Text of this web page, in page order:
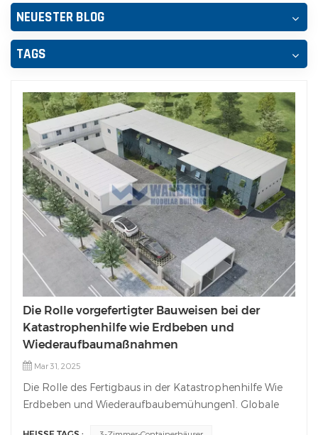
NEUESTER BLOG
TAGS
Die Rolle vorgefertigter Bauweisen bei der
Katastrophenhilfe wie Erdbeben und
Wiederaufbaumaßnahmen
Mar 31, 2025
Die Rolle des Fertigbaus in der Katastrophenhilfe Wie
Erdbeben und Wiederaufbaubemühungen1. Globale